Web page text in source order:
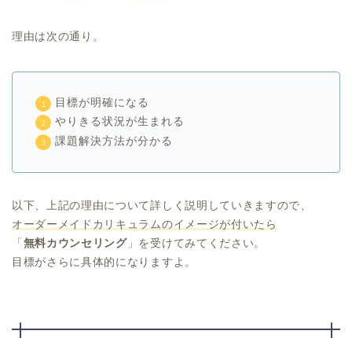
理由は次の通り。
目標が明確になる
やりきる状況が生まれる
課題解決方法が分かる
以下、上記の理由について詳しく説明していきますので、
オーダーメイドカリキュラムのイメージが付いたら
「 無料カウンセリング」を受けてみてください。
目標がさらに具体的になりますよ。